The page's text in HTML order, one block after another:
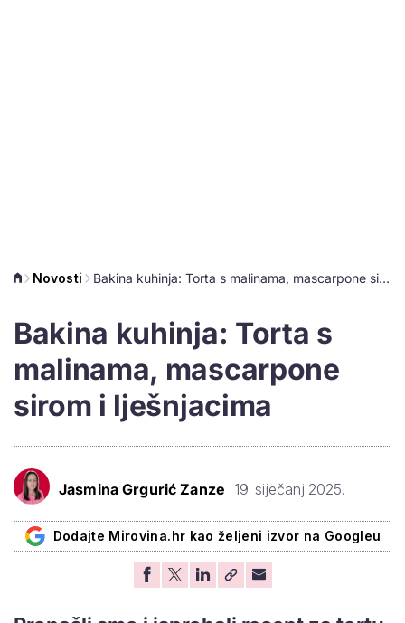
Novosti Bakina kuhinja: Torta s malinama, mascarpone sirom i lješnjacima
Bakina kuhinja: Torta s
malinama, mascarpone
sirom i lješnjacima
Jasmina Grgurić Zanze 19. siječanj 2025.
Dodajte Mirovina.hr kao željeni izvor na Googleu